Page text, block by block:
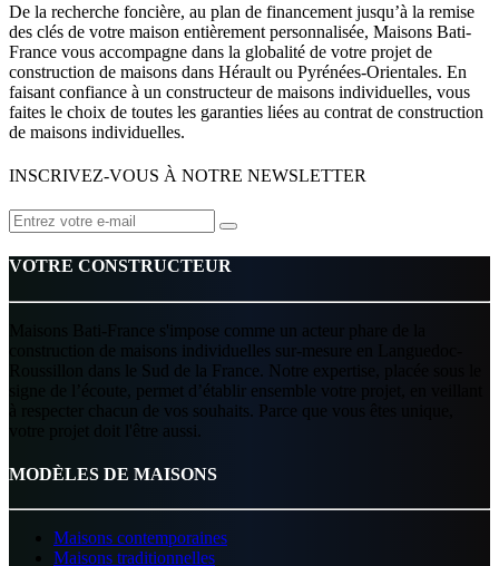
De la recherche foncière, au plan de financement jusqu’à la remise
des clés de votre maison entièrement personnalisée, Maisons Bati-
France vous accompagne dans la globalité de votre projet de
construction de maisons dans Hérault ou Pyrénées-Orientales. En
faisant confiance à un constructeur de maisons individuelles, vous
faites le choix de toutes les garanties liées au contrat de construction
de maisons individuelles.
INSCRIVEZ-VOUS À NOTRE NEWSLETTER
VOTRE CONSTRUCTEUR
Maisons Bati-France s'impose comme un acteur phare de la
construction de maisons individuelles sur-mesure en Languedoc-
Roussillon dans le Sud de la France. Notre expertise, placée sous le
signe de l’écoute, permet d’établir ensemble votre projet, en veillant
à respecter chacun de vos souhaits. Parce que vous êtes unique,
votre projet doit l'être aussi.
MODÈLES DE MAISONS
Maisons contemporaines
Maisons traditionnelles